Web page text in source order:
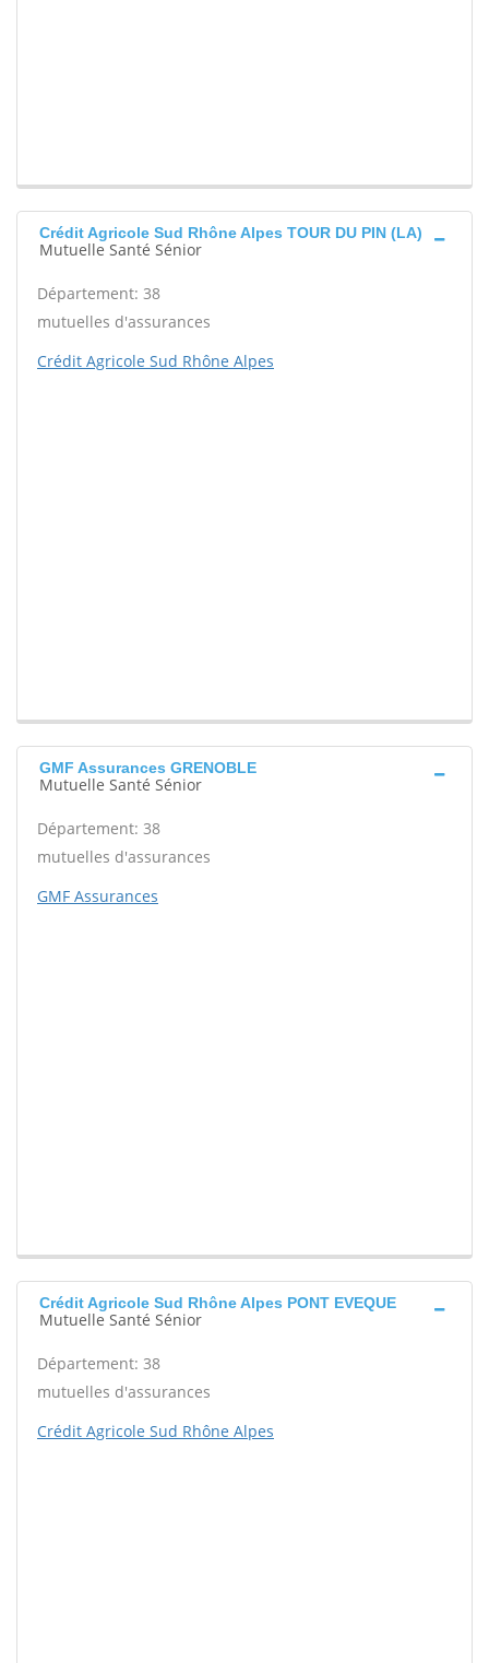
Crédit Agricole Sud Rhône Alpes TOUR DU PIN (LA)
Mutuelle Santé Sénior
Département: 38
mutuelles d'assurances
Crédit Agricole Sud Rhône Alpes
GMF Assurances GRENOBLE
Mutuelle Santé Sénior
Département: 38
mutuelles d'assurances
GMF Assurances
Crédit Agricole Sud Rhône Alpes PONT EVEQUE
Mutuelle Santé Sénior
Département: 38
mutuelles d'assurances
Crédit Agricole Sud Rhône Alpes